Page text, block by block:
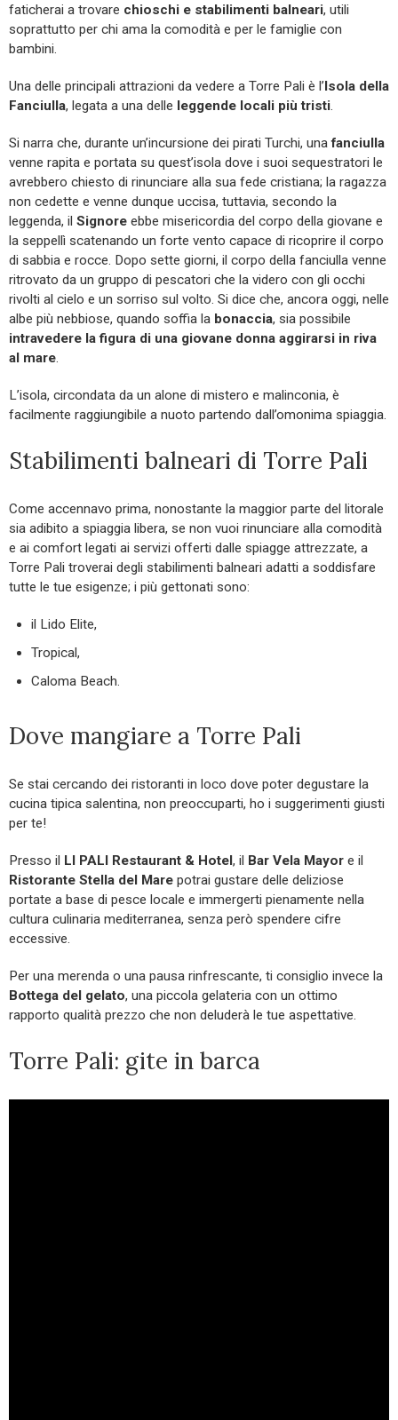
faticherai a trovare chioschi e stabilimenti balneari, utili
soprattutto per chi ama la comodità e per le famiglie con
bambini.
Una delle principali attrazioni da vedere a Torre Pali è l’Isola della
Fanciulla, legata a una delle leggende locali più tristi.
Si narra che, durante un’incursione dei pirati Turchi, unafanciulla
venne rapita e portata su quest’isola dove i suoi sequestratori le
avrebbero chiesto di rinunciare alla sua fede cristiana; la ragazza
non cedette e venne dunque uccisa, tuttavia, secondo la
leggenda, il Signore ebbe misericordia del corpo della giovane e
la seppellì scatenando un forte vento capace di ricoprire il corpo
di sabbia e rocce. Dopo sette giorni, il corpo della fanciulla venne
ritrovato da un gruppo di pescatori che la videro con gli occhi
rivolti al cielo e un sorriso sul volto. Si dice che, ancora oggi, nelle
albe più nebbiose, quando soffia la bonaccia, sia possibile
intravedere la figura di una giovane donna aggirarsi in riva
al mare.
L’isola, circondata da un alone di mistero e malinconia, è
facilmente raggiungibile a nuoto partendo dall’omonima spiaggia.
Stabilimenti balneari di Torre Pali
Come accennavo prima, nonostante la maggior parte del litorale
sia adibito a spiaggia libera, se non vuoi rinunciare alla comodità
e ai comfort legati ai servizi offerti dalle spiagge attrezzate, a
Torre Pali troverai degli stabilimenti balneari adatti a soddisfare
tutte le tue esigenze; i più gettonati sono:
il Lido Elite,
Tropical,
Caloma Beach.
Dove mangiare a Torre Pali
Se stai cercando dei ristoranti in loco dove poter degustare la
cucina tipica salentina, non preoccuparti, ho i suggerimenti giusti
per te!
Presso il LI PALI Restaurant & Hotel, il Bar Vela Mayor e il
Ristorante Stella del Mare potrai gustare delle deliziose
portate a base di pesce locale e immergerti pienamente nella
cultura culinaria mediterranea, senza però spendere cifre
eccessive.
Per una merenda o una pausa rinfrescante, ti consiglio invece la
Bottega del gelato, una piccola gelateria con un ottimo
rapporto qualità prezzo che non deluderà le tue aspettative.
Torre Pali: gite in barca